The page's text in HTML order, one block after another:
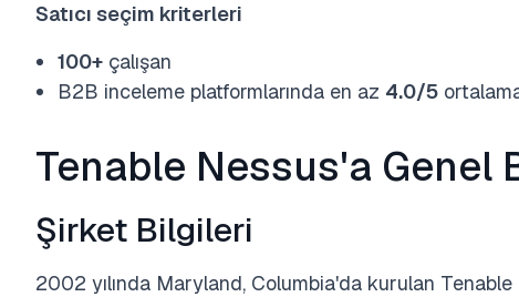
Satıcı seçim kriterleri
100+ çalışan
B2B inceleme platformlarında en az 4.0/5
Tenable Nessus'a Genel
Şirket Bilgileri
2002 yılında Maryland, Columbia'da kurulan